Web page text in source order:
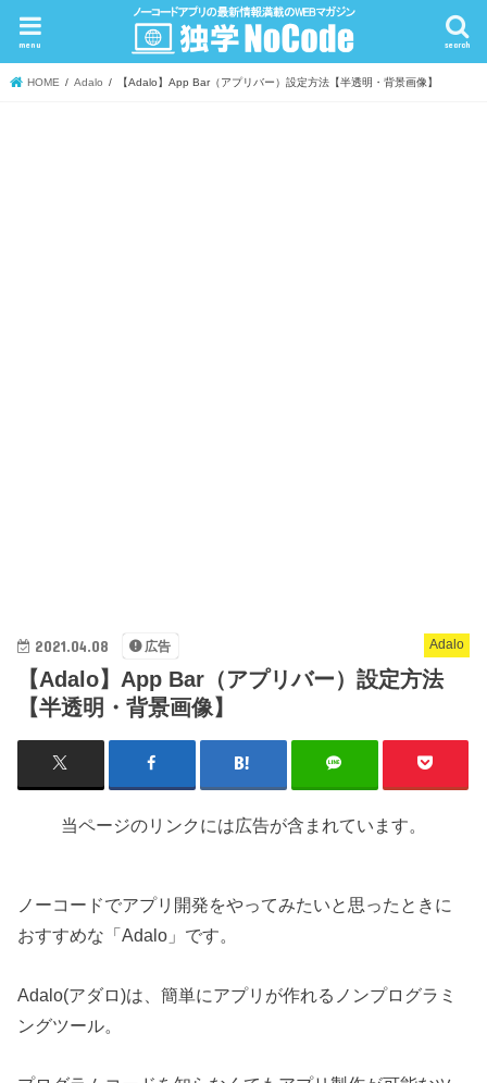
search
menu
HOME Adalo 【Adalo】App Bar（アプリバー）設定方法【半透明・背景画像】
Adalo
2021.04.08 広告
【Adalo】App Bar（アプリバー）設定方法
【半透明・背景画像】
当ページのリンクには広告が含まれています。
ノーコードでアプリ開発をやってみたいと思ったときに
おすすめな「Adalo」です。
Adalo(アダロ)は、簡単にアプリが作れるノンプログラミ
ングツール。